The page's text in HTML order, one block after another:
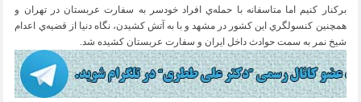
بركنار كنيم اما متاسفانه با حمله‌ي افراد خودسر به سفارت عربستان در تهران و
همچنين كنسولگري اين كشور در مشهد و با به آتش كشيدن، نگاه دنيا از قضيه‌ي اعدام
شيخ نمر به سمت حوادث داخل ايران و سفارت عربستان كشيده شد.